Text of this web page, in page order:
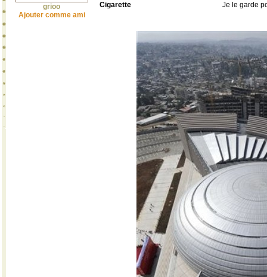
grioo
Ajouter comme ami
Cigarette
Je le garde